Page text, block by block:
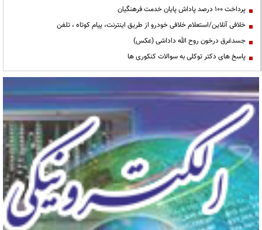
پرداخت ۱۰۰ درصد پاداش پایان خدمت فرهنگیان
خلافی آنلاین/استعلام خلافی خودرو از طریق اینترنت، پیام کوتاه ، تلفن
جسدغرق درخون روح الله داداشی (عکس)
پاسخ های دکتر توکلی به سوالات کنکوری ها